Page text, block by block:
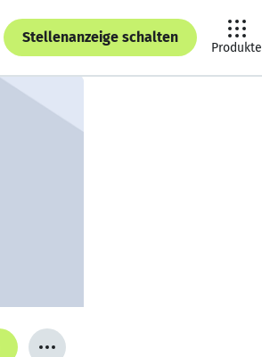
Stellenanzeige schalten
Produkte